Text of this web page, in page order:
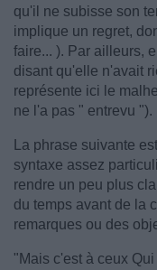
qu'il ne subisse son
implique un regret,
faire... ). Par ailleurs,
disant qu'elle n'avait
représente ici le
ne l'a pas " entrevu ").
La phrase suivante
syntaxe assez
rendre un peu plus
du temps avant de la
remarques ou des
"Mais c'est à ceux